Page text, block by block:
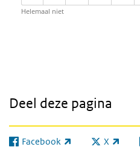
Helemaal niet
Deel deze pagina
Facebook
(externe link) X
(externe